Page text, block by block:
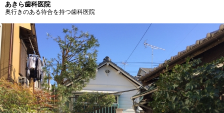
あきら歯科医院
奥行きのある待合を持つ歯科医院